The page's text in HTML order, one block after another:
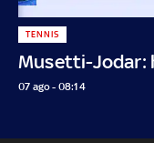
Musetti-Jodar:
TENNIS
07 ago - 08:14